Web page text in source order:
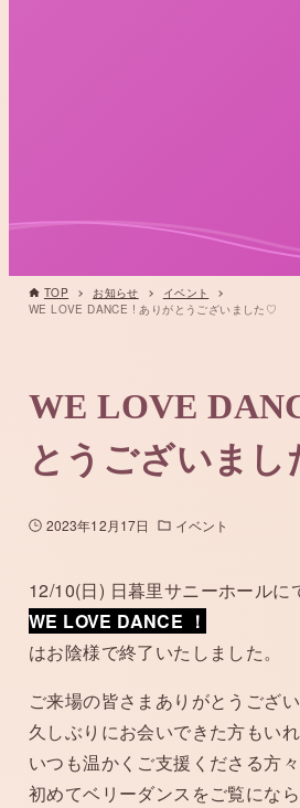
TOP お知らせ
イベント
WE LOVE DANCE ! ありがとうございました♡
WE LOVE
とうございま
2023年12月17日 イベント
12/10(日) 日暮里サニーホールに
WE LOVE DANCE ！
はお陰様で終了いたしました。
ご来場の皆さまありがとうござい
久しぶりにお会いできた方もいれ
いつも温かくご支援くださる方々
初めてベリーダンスをご覧になら